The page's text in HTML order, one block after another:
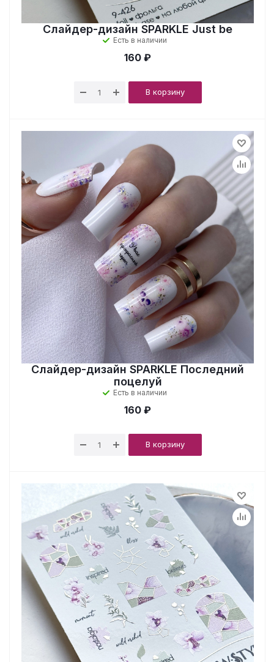
Слайдер-дизайн SPARKLE Just be
Есть в наличии
160 ₽
В корзину
Слайдер-дизайн SPARKLE Последний
поцелуй
Есть в наличии
160 ₽
В корзину